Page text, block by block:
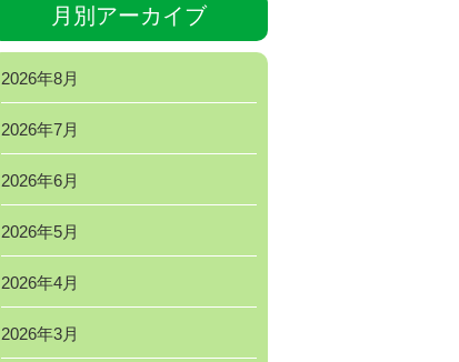
月別アーカイブ
2026年8月
2026年7月
2026年6月
2026年5月
2026年4月
2026年3月